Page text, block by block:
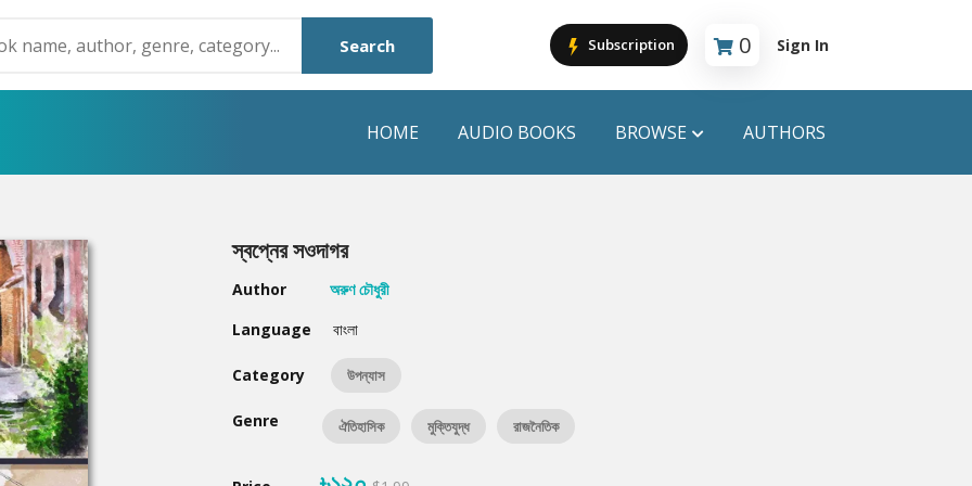
Search Subscription 0
Cart is empty
Sign In
HOME AUDIO BOOKS BROWSE
Humayun Ahmed
Mouri Morium
Hot & New
AUTHORS
স্বপ্নের সওদাগর
Author
অরুণ চৌধুরী
Language
বাংলা
Category উপন্যাস
Genre ঐতিহাসিক মুক্তিযুদ্ধ রাজনৈতিক